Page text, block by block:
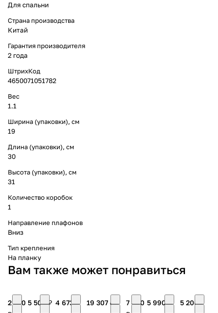
Для спальни
Страна производства
Китай
Гарантия производителя
2 года
ШтрихКод
4650071051782
Вес
1.1
Ширина (упаковки), см
19
Длина (упаковки), см
30
Высота (упаковки), см
31
Количество коробок
1
Направление плафонов
Вниз
Тип крепления
На планку
Вам также может понравиться
2 790 5 500 ₽ 4 673 ₽
19 307 ₽
7 490 5 990 ₽
5 200 ₽